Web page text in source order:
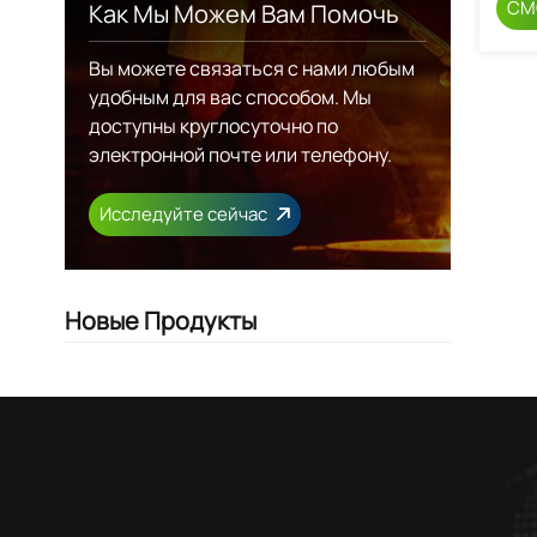
Как Мы Можем Вам Помочь
Вы можете связаться с нами любым
удобным для вас способом. Мы
доступны круглосуточно по
электронной почте или телефону.
Исследуйте сейчас
Новые Продукты